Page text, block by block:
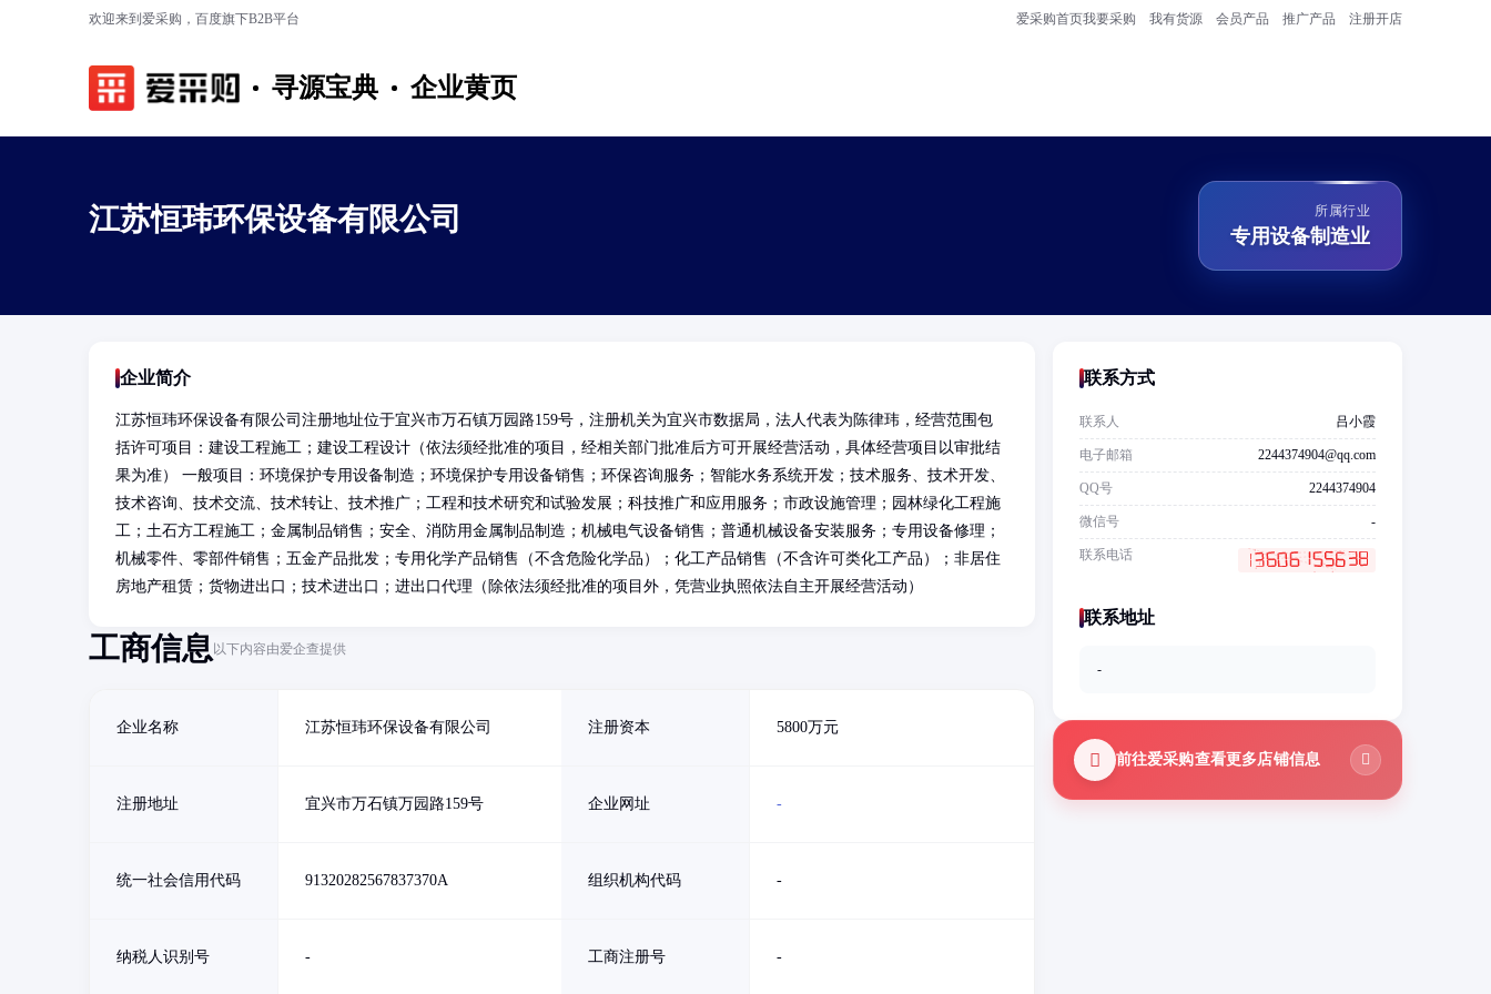
欢迎来到爱采购，百度旗下B2B平台 爱采购首页我要采购 我有货源 会员产品 推广产品 注册开店
寻源宝典 企业黄页
江苏恒玮环保设备有限公司 所属行业
专用设备制造业
企业简介
江苏恒玮环保设备有限公司注册地址位于宜兴市万石镇万园路159号，注册机关为宜兴市数据局，法人代表为陈律玮，经营范围包
括许可项目：建设工程施工；建设工程设计（依法须经批准的项目，经相关部门批准后方可开展经营活动，具体经营项目以审批结
果为准） 一般项目：环境保护专用设备制造；环境保护专用设备销售；环保咨询服务；智能水务系统开发；技术服务、技术开发、
技术咨询、技术交流、技术转让、技术推广；工程和技术研究和试验发展；科技推广和应用服务；市政设施管理；园林绿化工程施
工；土石方工程施工；金属制品销售；安全、消防用金属制品制造；机械电气设备销售；普通机械设备安装服务；专用设备修理；
机械零件、零部件销售；五金产品批发；专用化学产品销售（不含危险化学品）；化工产品销售（不含许可类化工产品）；非居住
房地产租赁；货物进出口；技术进出口；进出口代理（除依法须经批准的项目外，凭营业执照依法自主开展经营活动）
工商信息以下内容由爱企查提供
企业名称 江苏恒玮环保设备有限公司 注册资本 5800万元
注册地址 宜兴市万石镇万园路159号 企业网址 -
统一社会信用代码 91320282567837370A 组织机构代码 -
纳税人识别号 - 工商注册号 -
联系方式
联系人 吕小霞
电子邮箱 2244374904@qq.com
QQ号 2244374904
微信号 -
联系电话
联系地址
-
前往爱采购查看更多店铺信息